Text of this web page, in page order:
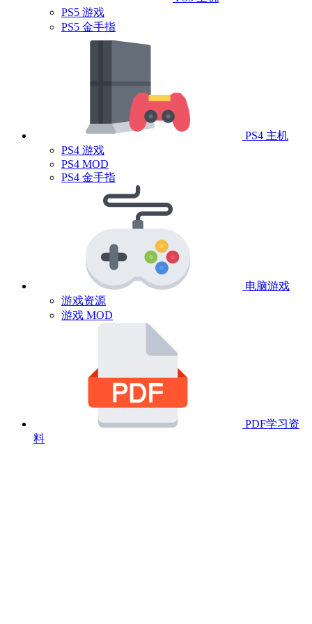
PS5 游戏
PS5 金手指
PS4 主机
PS4 游戏
PS4 MOD
PS4 金手指
电脑游戏
游戏资源
游戏 MOD
PDF学习资
料